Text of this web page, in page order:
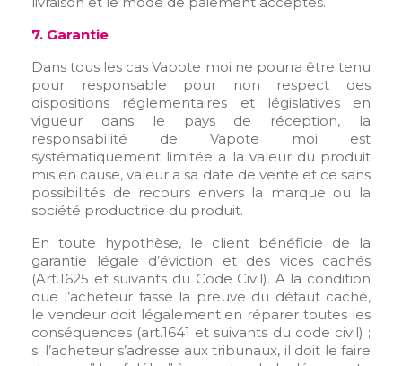
7. Garantie
Dans tous les cas Vapote moi ne pourra être tenu
pour responsable pour non respect des
dispositions réglementaires et législatives en
vigueur dans le pays de réception, la
responsabilité de Vapote moi est
systématiquement limitée a la valeur du produit
mis en cause, valeur a sa date de vente et ce sans
possibilités de recours envers la marque ou la
société productrice du produit.
En toute hypothèse, le client bénéficie de la
garantie légale d’éviction et des vices cachés
(Art.1625 et suivants du Code Civil). A la condition
que l’acheteur fasse la preuve du défaut caché,
le vendeur doit légalement en réparer toutes les
conséquences (art.1641 et suivants du code civil) ;
si l’acheteur s’adresse aux tribunaux, il doit le faire